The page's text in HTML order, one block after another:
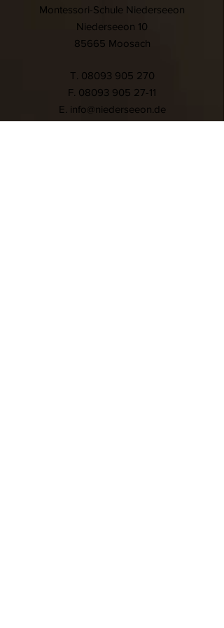
Montessori-Schule Niederseeon
Niederseeon 10
85665 Moosach
T. 08093 905 270
F. 08093 905 27-11
E. info@niederseeon.de